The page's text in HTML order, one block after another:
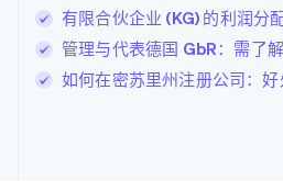
有限合伙企业 (KG) 的利润分
管理与代表德国 GbR：需了
如何在密苏里州注册公司：
FrançaisDeutsch English
罗马尼亚
English
马尔他